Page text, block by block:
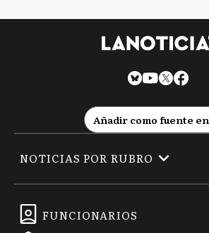
Añadir como fuente en
FUNCIONARIOS
NOTICIAS POR RUBRO